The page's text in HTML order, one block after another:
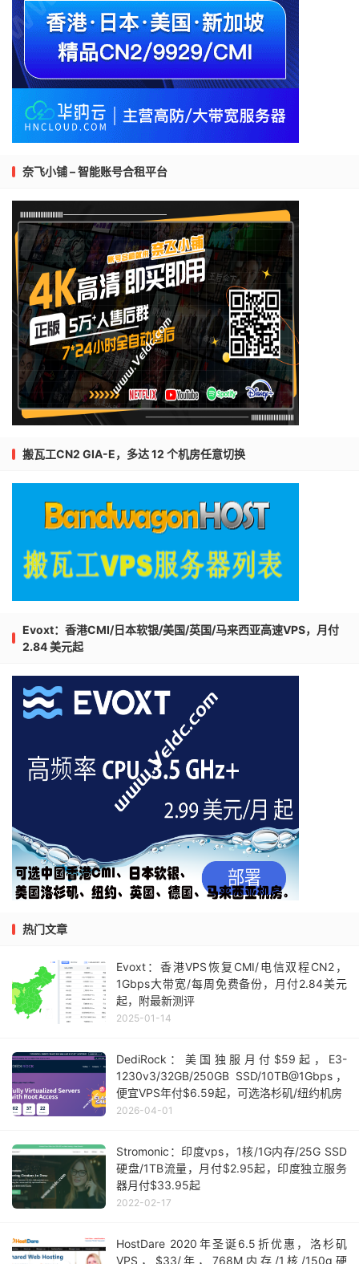
奈飞小铺 – 智能账号合租平台
搬瓦工CN2 GIA-E，多达 12 个机房任意切换
Evoxt：香港CMI/日本软银/美国/英国/马来西亚高速VPS，月付
2.84 美元起
热门文章
Evoxt：香港VPS恢复CMI/电信双程CN2，
1Gbps大带宽/每周免费备份，月付2.84美元
起，附最新测评
2025-01-14
DediRock：美国独服月付$59起，E3-
1230v3/32GB/250GB SSD/10TB@1Gbps，
便宜VPS年付$6.59起，可选洛杉矶/纽约机房
2026-04-01
Stromonic：印度vps，1核/1G内存/25G SSD
硬盘/1TB流量，月付$2.95起，印度独立服务
器月付$33.95起
2022-02-17
HostDare 2020年圣诞6.5折优惠，洛杉矶
VPS，$33/年，768M内存/1核/150g硬